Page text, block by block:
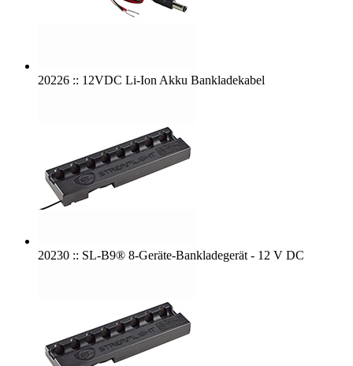
20226 :: 12VDC Li-Ion Akku Bankladekabel
20230 :: SL-B9® 8-Geräte-Bankladegerät - 12 V DC